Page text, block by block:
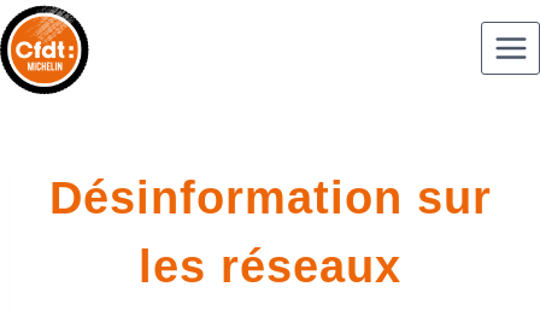
Désinformation sur
les réseaux